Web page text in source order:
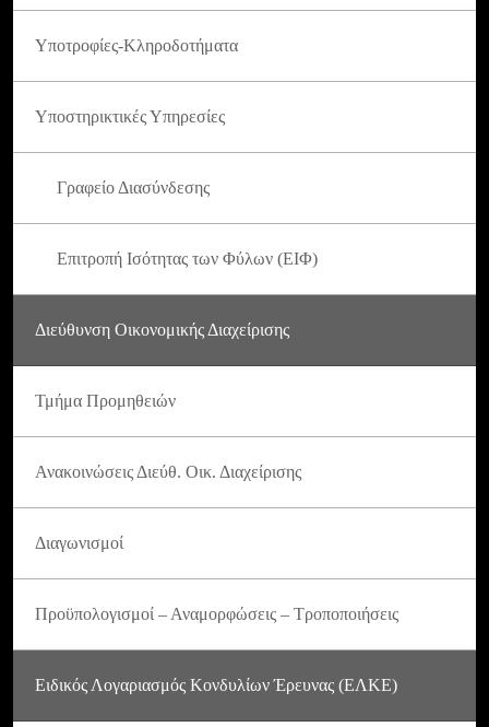
Υποτροφίες-Κληροδοτήματα
Υποστηρικτικές Υπηρεσίες
Γραφείο Διασύνδεσης
Επιτροπή Ισότητας των Φύλων (ΕΙΦ)
Διεύθυνση Οικονομικής Διαχείρισης
Τμήμα Προμηθειών
Ανακοινώσεις Διεύθ. Οικ. Διαχείρισης
Διαγωνισμοί
Προϋπολογισμοί – Αναμορφώσεις – Τροποποιήσεις
Ειδικός Λογαριασμός Κονδυλίων Έρευνας (ΕΛΚΕ)